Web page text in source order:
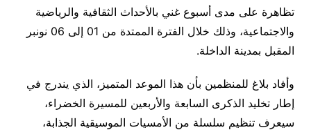
تظاهرة على مدى أسبوع غني بالأحداث الثقافية والرياضية
والاجتماعية، وذلك خلال الفترة الممتدة من 01 إلى 06 نونبر
المقبل بمدينة الداخلة.
وأفاد بلاغ للمنظمين بأن هذا الموعد المتميز، الذي يندرج في
إطار تخليد الذكرى السابعة والأربعين للمسيرة الخضراء،
سيعرف تنظيم سلسلة من الأمسيات الموسيقية الجذابة،